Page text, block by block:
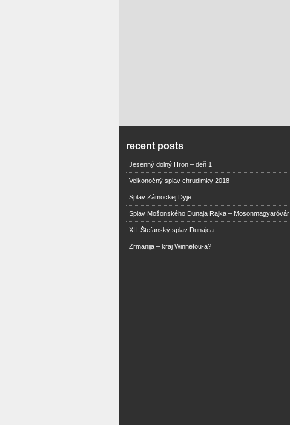
recent posts
Jesenný dolný Hron – deň 1
Velkonočný splav chrudimky 2018
Splav Zámockej Dyje
Splav Mošonského Dunaja Rajka – Mosonmagyaróvár
XII. Štefanský splav Dunajca
Zrmanija – kraj Winnetou-a?